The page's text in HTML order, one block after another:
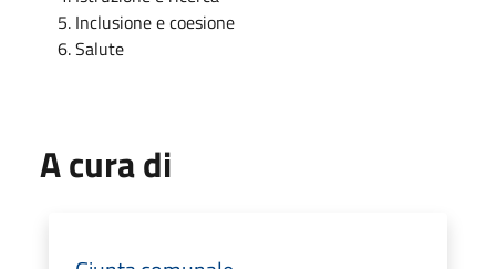
Inclusione e coesione
Salute
A cura di